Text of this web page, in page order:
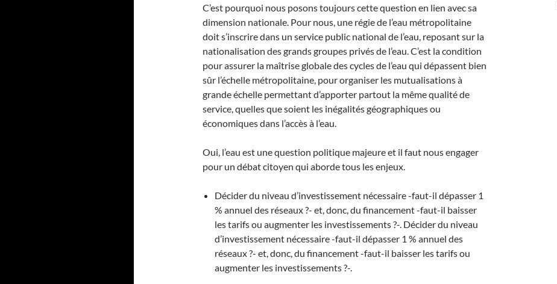
C’est pourquoi nous posons toujours cette question en lien avec sa
dimension nationale. Pour nous, une régie de l’eau métropolitaine
doit s’inscrire dans un service public national de l’eau, reposant sur la
nationalisation des grands groupes privés de l’eau. C’est la condition
pour assurer la maîtrise globale des cycles de l’eau qui dépassent bien
sûr l’échelle métropolitaine, pour organiser les mutualisations à
grande échelle permettant d’apporter partout la même qualité de
service, quelles que soient les inégalités géographiques ou
économiques dans l’accès à l’eau.
Oui, l’eau est une question politique majeure et il faut nous engager
pour un débat citoyen qui aborde tous les enjeux.
Décider du niveau d’investissement nécessaire -faut-il dépasser 1
% annuel des réseaux ?- et, donc, du financement -faut-il baisser
les tarifs ou augmenter les investissements ?-. Décider du niveau
d’investissement nécessaire -faut-il dépasser 1 % annuel des
réseaux ?- et, donc, du financement -faut-il baisser les tarifs ou
augmenter les investissements ?-.